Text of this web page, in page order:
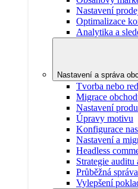
Nastavení
Optimalizace
Analytika a
Nastavení a správa
Tvorba nebo
Migrace
Nastavení
Úpravy motivu
Konfigurace
Nastavení a
Headless
Strategie
Průběžná
Vylepšení